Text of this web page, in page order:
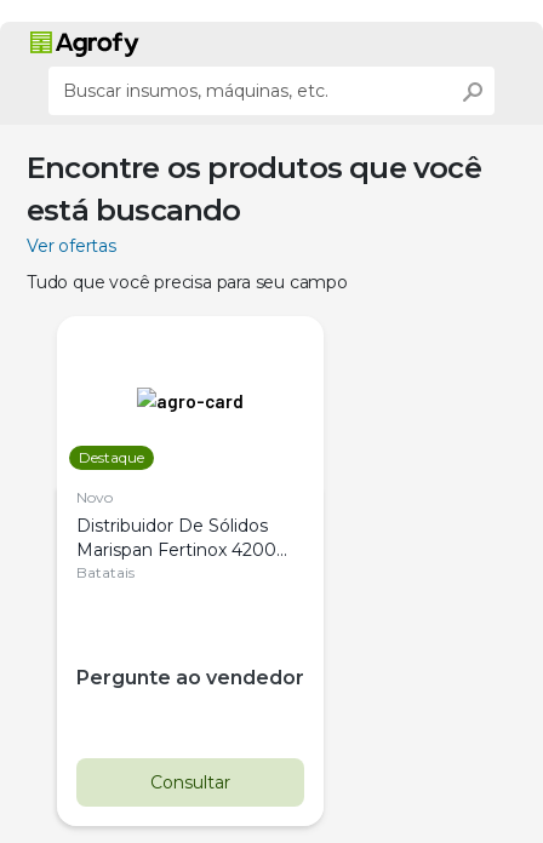
Encontre os produtos que você
está buscando
Ver ofertas
Tudo que você precisa para seu campo
Destaque
Novo
Distribuidor De Sólidos
Marispan Fertinox 4200
Citrus
Batatais
Pergunte ao vendedor
Consultar